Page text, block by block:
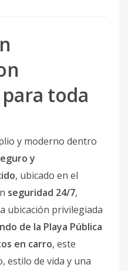
toda
y moderno dentro
y
, ubicado en el
seguridad 24/7,
ubicación privilegiada
de la Playa Pública
en carro, este
estilo de vida y una